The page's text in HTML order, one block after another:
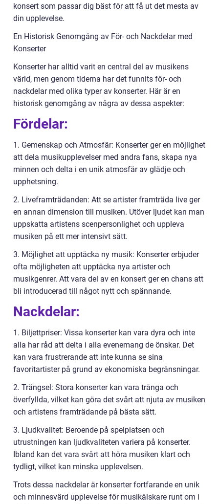
konsert som passar dig bäst för att få ut det mesta av
din upplevelse.
En Historisk Genomgång av För- och Nackdelar med
Konserter
Konserter har alltid varit en central del av musikens
värld, men genom tiderna har det funnits för- och
nackdelar med olika typer av konserter. Här är en
historisk genomgång av några av dessa aspekter:
Fördelar:
1. Gemenskap och Atmosfär: Konserter ger en möjlighet
att dela musikupplevelser med andra fans, skapa nya
minnen och delta i en unik atmosfär av glädje och
upphetsning.
2. Liveframträdanden: Att se artister framträda live ger
en annan dimension till musiken. Utöver ljudet kan man
uppskatta artistens scenpersonlighet och uppleva
musiken på ett mer intensivt sätt.
3. Möjlighet att upptäcka ny musik: Konserter erbjuder
ofta möjligheten att upptäcka nya artister och
musikgenrer. Att vara del av en konsert ger en chans att
bli introducerad till något nytt och spännande.
Nackdelar:
1. Biljettpriser: Vissa konserter kan vara dyra och inte
alla har råd att delta i alla evenemang de önskar. Det
kan vara frustrerande att inte kunna se sina
favoritartister på grund av ekonomiska begränsningar.
2. Trängsel: Stora konserter kan vara trånga och
överfyllda, vilket kan göra det svårt att njuta av musiken
och artistens framträdande på bästa sätt.
3. Ljudkvalitet: Beroende på spelplatsen och
utrustningen kan ljudkvaliteten variera på konserter.
Ibland kan det vara svårt att höra musiken klart och
tydligt, vilket kan minska upplevelsen.
Trots dessa nackdelar är konserter fortfarande en unik
och minnesvärd upplevelse för musikälskare runt om i